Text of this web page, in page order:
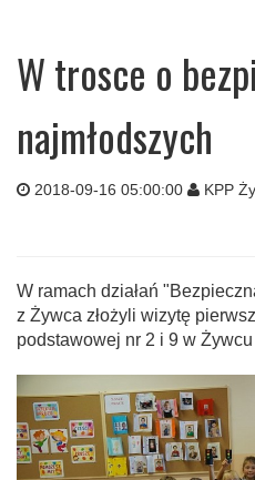
W trosce o
najmłodszych
2018-09-16 05:00:00 KPP
W ramach działań
z Żywca złożyli wizytę
podstawowej nr 2 i 9 w Żywcu